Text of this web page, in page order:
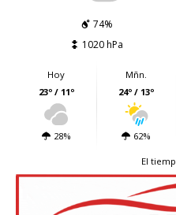
74%
1020 hPa
Hoy
23º / 11º
28%
Mñn.
24º / 13º
62%
El